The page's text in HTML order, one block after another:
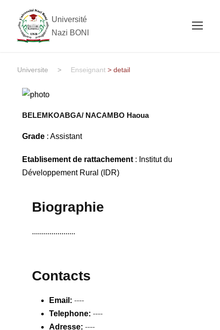
Université
Nazi BONI
Universite > Enseignant > detail
BELEMKOABGA/ NACAMBO Haoua
Grade: Assistant
Etablisement de rattachement: Institut du
Développement Rural (IDR)
Biographie
......................
Contacts
Email: ----
Telephone: ----
Adresse: ----